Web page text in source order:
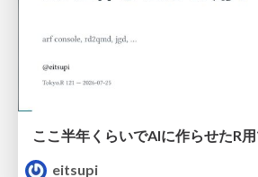
ここ半年くらいでAIに作らせたR
eitsupi